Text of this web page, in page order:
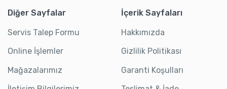
Diğer Sayfalar
Servis Talep Formu
Online İşlemler
Mağazalarımız
İçerik Sayfaları
Hakkımızda
Gizlilik Politikası
Garanti Koşulları